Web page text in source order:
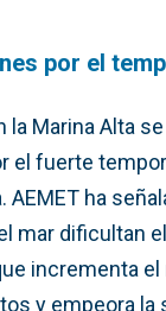
por el
la Marina Alta
el fuerte
AEMET ha
mar dificultan
incrementa el
y empeora la